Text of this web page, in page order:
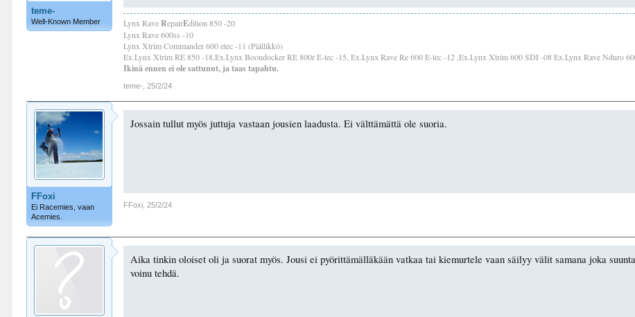
teme-
Well-Known Member Lynx RaveRepairEdition 850 -20
Lynx Rave 600ss -10
Lynx Xtrim Commander 600 etec -11 (Piällikkö)
Ex.Lynx Xtrim RE 850 -18,Ex.Lynx Boondocker RE 800r E-tec -15, Ex.Lynx Rave Re 600 E-tec -12 ,Ex.Lynx Xtrim 600 SDI -08 Ex.Lynx Rave Nduro
Ikinä ennen ei ole sattunut, ja taas tapahtu.
teme- 25/2/24
FFoxi
Ei Racemies, vaan
Acemies.
Jossain tullut myös juttuja vastaan jousien laadusta. Ei välttämättä ole suoria.
FFoxi 25/2/24
Aika tinkin oloiset oli ja suorat myös. Jousi ei pyörittämälläkään vatkaa tai kiemurtele vaan säilyy välit samana joka
voinu tehdä.